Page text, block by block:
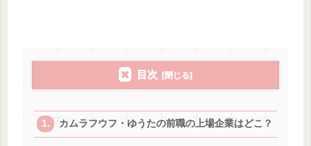
目次
カムラフウフ・ゆうたの前職の上場企業はどこ？